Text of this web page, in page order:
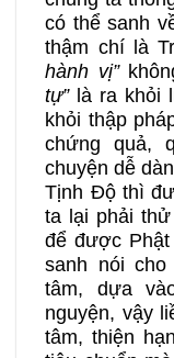
có thể sanh
thậm chí là
hành vị”
tự”là ra khỏi
khỏi thập
chứng quả,
chuyện dễ
Tịnh Độ thì
ta lại phải
để được
sanh nói
tâm, dựa
nguyện, vậy
tâm, thiện